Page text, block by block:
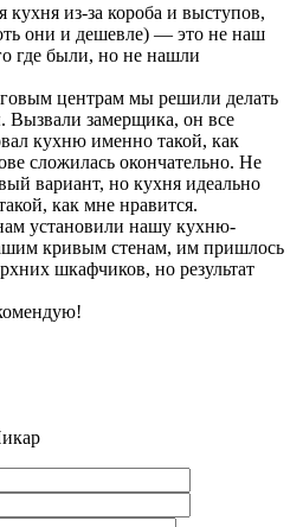
кухня из-за короба и выступов,
они и дешевле) — это не наш
где были, но не нашли
центрам мы решили делать
Вызвали замерщика, он все
кухню именно такой, как
сложилась окончательно. Не
вариант, но кухня идеально
как мне нравится.
установили нашу кухню-
кривым стенам, им пришлось
шкафчиков, но результат